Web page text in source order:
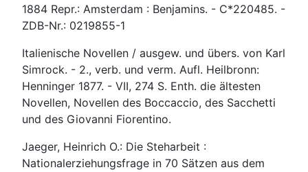
1884 Repr.: Amsterdam : Benjamins. - C*220485. -
ZDB-Nr.: 0219855-1
Italienische Novellen / ausgew. und übers. von Karl
Simrock. - 2., verb. und verm. Aufl. Heilbronn:
Henninger 1877. - VII, 274 S. Enth. die ältesten
Novellen, Novellen des Boccaccio, des Sacchetti
und des Giovanni Fiorentino.
Jaeger, Heinrich O.: Die Steharbeit :
Nationalerziehungsfrage in 70 Sätzen aus dem